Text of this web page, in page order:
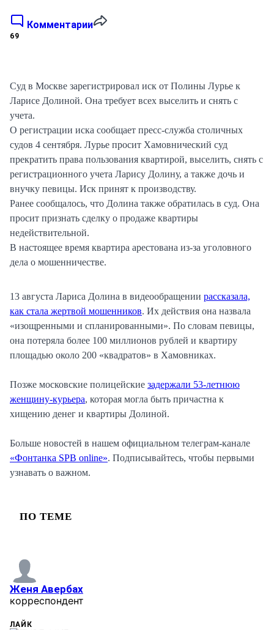
Комментарии
69
Суд в Москве зарегистрировал иск от Полины Лурье к
Ларисе Долиной. Она требует всех выселить и снять с
учета.
О регистрации иска сообщает пресс-служба столичных
судов 4 сентября. Лурье просит Хамовнический суд
прекратить права пользования квартирой, выселить, снять с
регистрационного учета Ларису Долину, а также дочь и
внучку певицы. Иск принят к производству.
Ранее сообщалось, что Долина также обратилась в суд. Она
просит признать сделку о продаже квартиры
недействительной.
В настоящее время квартира арестована из-за уголовного
дела о мошенничестве.
13 августа Лариса Долина в видеообращении рассказала,
как стала жертвой мошенников. Их действия она назвала
«изощренными и спланированными». По словам певицы,
она потеряла более 100 миллионов рублей и квартиру
площадью около 200 «квадратов» в Хамовниках.
Позже московские полицейские задержали 53-летнюю
женщину-курьера, которая могла быть причастна к
хищению денег и квартиры Долиной.
Больше новостей в нашем официальном телеграм-канале
«Фонтанка SPB online». Подписывайтесь, чтобы первыми
узнавать о важном.
ПО ТЕМЕ
Женя Авербах
корреспондент
ЛАЙК